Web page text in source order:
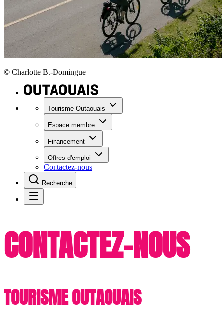
© Charlotte B.-Domingue
Tourisme Outaouais
Espace membre
Financement
Offres d'emploi
Contactez-nous
Recherche
CONTACTEZ-NOUS
TOURISME OUTAOUAIS